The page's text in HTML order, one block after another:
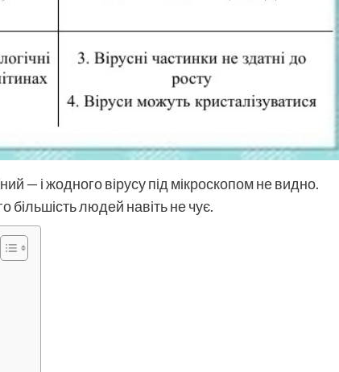
— і жодного вірусу під мікроскопом не видно.
більшість людей навіть не чує.